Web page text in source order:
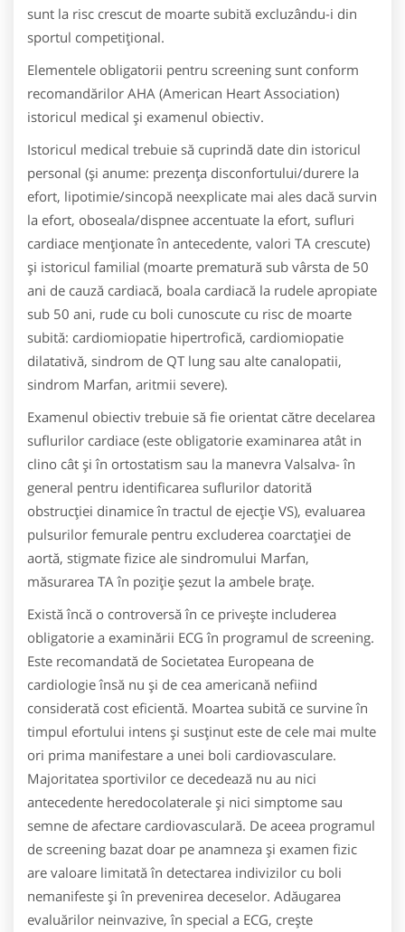
sunt la risc crescut de moarte subită excluzându-i din
sportul competiţional.
Elementele obligatorii pentru screening sunt conform
recomandărilor AHA (American Heart Association)
istoricul medical şi examenul obiectiv.
Istoricul medical trebuie să cuprindă date din istoricul
personal (şi anume: prezenţa disconfortului/durere la
efort, lipotimie/sincopă neexplicate mai ales dacă survin
la efort, oboseala/dispnee accentuate la efort, sufluri
cardiace menţionate în antecedente, valori TA crescute)
şi istoricul familial (moarte prematură sub vârsta de 50
ani de cauză cardiacă, boala cardiacă la rudele apropiate
sub 50 ani, rude cu boli cunoscute cu risc de moarte
subită: cardiomiopatie hipertrofică, cardiomiopatie
dilatativă, sindrom de QT lung sau alte canalopatii,
sindrom Marfan, aritmii severe).
Examenul obiectiv trebuie să fie orientat către decelarea
suflurilor cardiace (este obligatorie examinarea atât in
clino cât şi în ortostatism sau la manevra Valsalva- în
general pentru identificarea suflurilor datorită
obstrucţiei dinamice în tractul de ejecţie VS), evaluarea
pulsurilor femurale pentru excluderea coarctaţiei de
aortă, stigmate fizice ale sindromului Marfan,
măsurarea TA în poziţie şezut la ambele braţe.
Există încă o controversă în ce priveşte includerea
obligatorie a examinării ECG în programul de screening.
Este recomandată de Societatea Europeana de
cardiologie însă nu şi de cea americană nefiind
considerată cost eficientă. Moartea subită ce survine în
timpul efortului intens şi susţinut este de cele mai multe
ori prima manifestare a unei boli cardiovasculare.
Majoritatea sportivilor ce decedează nu au nici
antecedente heredocolaterale şi nici simptome sau
semne de afectare cardiovasculară. De aceea programul
de screening bazat doar pe anamneza şi examen fizic
are valoare limitată în detectarea indivizilor cu boli
nemanifeste şi în prevenirea deceselor. Adăugarea
evaluărilor neinvazive, în special a ECG, creşte